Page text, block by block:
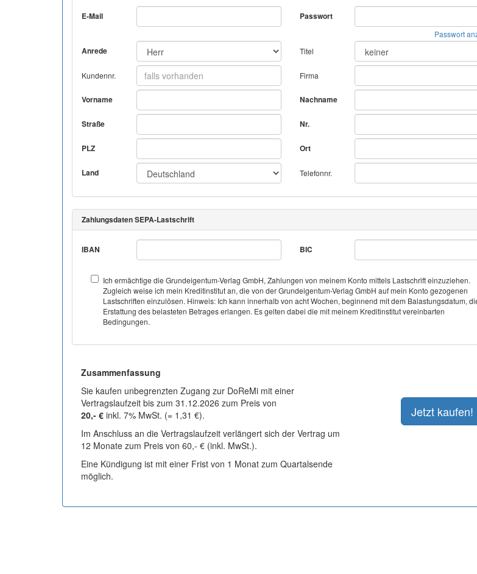
E-Mail Passwort
Passwort
Anrede Titel
Kundennr. Firma
Vorname Nachname
Straße Nr.
PLZ Ort
Land Telefonnr.
Zahlungsdaten SEPA-Lastschrift
IBAN BIC
Ich ermächtige die Grundeigentum-Verlag GmbH, Zahlungen von meinem Konto mittels Lastschrift einzuziehen.
Zugleich weise ich mein Kreditinstitut an, die von der Grundeigentum-Verlag GmbH auf mein Konto gezogenen
Lastschriften einzulösen. Hinweis: Ich kann innerhalb von acht Wochen, beginnend mit dem Balastungsdatum,
Erstattung des belasteten Betrages erlangen. Es gelten dabei die mit meinem Kreditinstitut vereinbarten
Bedingungen.
Zusammenfassung
Sie kaufen unbegrenzten Zugang zur DoReMi mit einer
Vertragslaufzeit bis zum 31.12.2026 zum Preis von
20,- € inkl. 7% MwSt. (= 1,31 €).
Im Anschluss an die Vertragslaufzeit verlängert sich der Vertrag um
12 Monate zum Preis von 60,- € (inkl. MwSt.).
Eine Kündigung ist mit einer Frist von 1 Monat zum Quartalsende
möglich.